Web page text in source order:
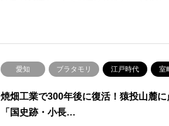
愛知 ブラタモリ 江戸時代 室
焼畑工業で300年後に復活！猿投山麓
「国史跡・小長…